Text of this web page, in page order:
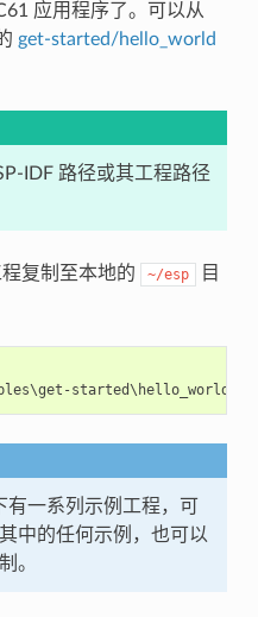
应用程序了。可以从
get-started/hello_world
IDF 路径或其工程路径
复制至本地的 ~/esp
目
一系列示例工程，可
中的任何示例，也可以
。